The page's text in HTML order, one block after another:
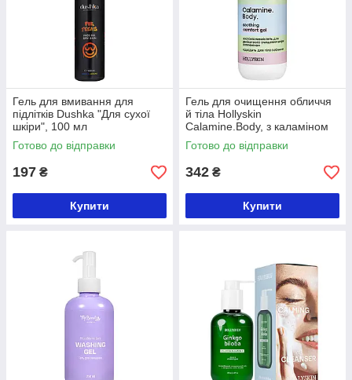
Гель для вмивання для
підлітків Dushka "Для сухої
шкіри", 100 мл
Готово до відправки
197 ₴
Купити
Гель для очищення обличчя
й тіла Hollyskin
Calamine.Body, з каламіном
250 ml
Готово до відправки
342 ₴
Купити